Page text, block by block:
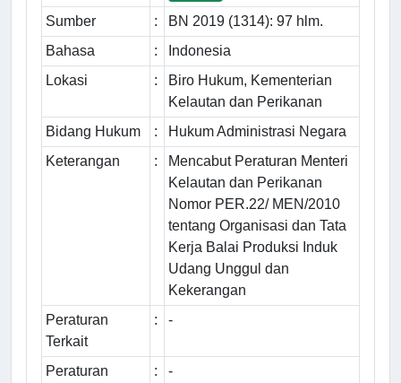
Sumber :
BN 2019 (1314): 97 hlm.
Bahasa
:
Indonesia
Lokasi
:
Biro Hukum, Kementerian
Kelautan dan Perikanan
Bidang Hukum
:
Hukum Administrasi Negara
Keterangan
:
Mencabut Peraturan Menteri
Kelautan dan Perikanan
Nomor PER.22/ MEN/2010
tentang Organisasi dan Tata
Kerja Balai Produksi Induk
Udang Unggul dan
Kekerangan
Peraturan
Terkait
: -
Peraturan
: -